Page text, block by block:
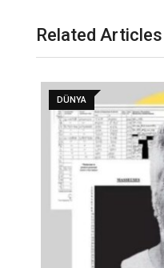
Related Articles
DÜNYA